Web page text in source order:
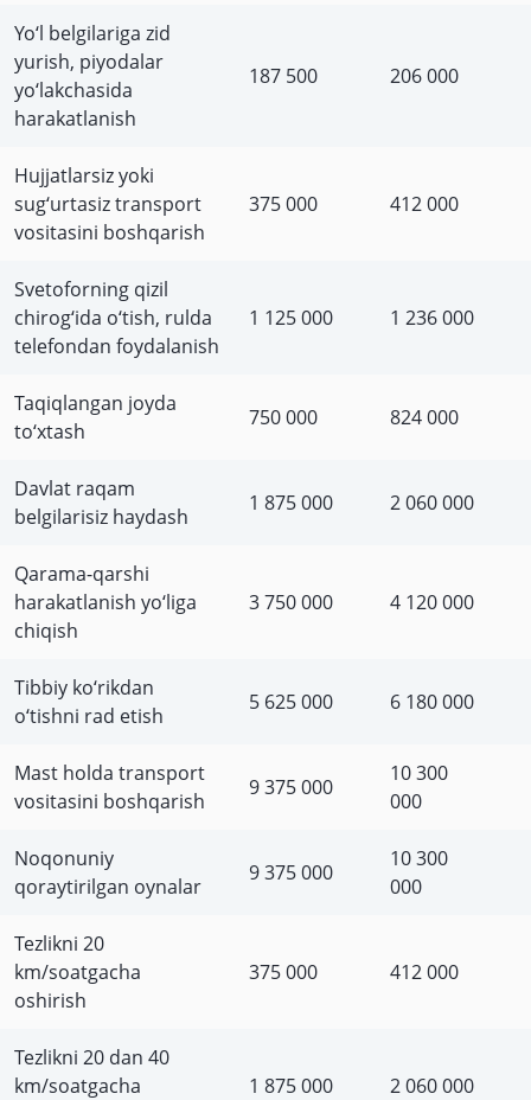
Yo‘l belgilariga zid
yurish, piyodalar
yo‘lakchasida
harakatlanish
187 500 206 000
Hujjatlarsiz yoki
sug‘urtasiz transport
vositasini boshqarish
375 000 412 000
Svetoforning qizil
chirog‘ida o‘tish, rulda
telefondan foydalanish
1 125 000 1 236 000
Taqiqlangan joyda
to‘xtash
750 000 824 000
Davlat raqam
belgilarisiz haydash
1 875 000 2 060 000
Qarama-qarshi
harakatlanish yo‘liga
chiqish
3 750 000 4 120 000
Tibbiy ko‘rikdan
o‘tishni rad etish
5 625 000 6 180 000
Mast holda transport
vositasini boshqarish
9 375 000
10 300
000
Noqonuniy
qoraytirilgan oynalar
9 375 000
10 300
000
Tezlikni 20
km/soatgacha
oshirish
375 000 412 000
Tezlikni 20 dan 40
km/soatgacha
1 875 000 2 060 000